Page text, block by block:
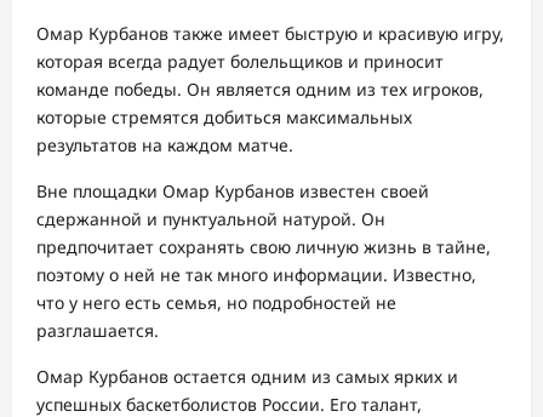
Омар Курбанов также имеет быструю и красивую игру,
которая всегда радует болельщиков и приносит
команде победы. Он является одним из тех игроков,
которые стремятся добиться максимальных
результатов на каждом матче.
Вне площадки Омар Курбанов известен своей
сдержанной и пунктуальной натурой. Он
предпочитает сохранять свою личную жизнь в тайне,
поэтому о ней не так много информации. Известно,
что у него есть семья, но подробностей не
разглашается.
Омар Курбанов остается одним из самых ярких и
успешных баскетболистов России. Его талант,